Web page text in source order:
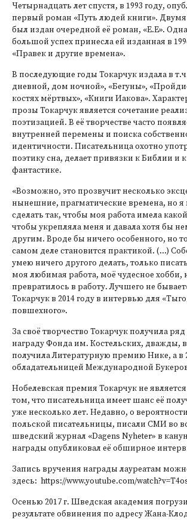
Четырнадцать лет спустя, в 1993 году,
первый роман «Путь людей книги».
был издан очередной её роман, «Е.Е».
большой успех принесла ей изданная в
«Правек и другие времена».
В последующие годы Токарчук издала в
дневной, дом ночной», «Бегуны»,
костях мёртвых», «Книги Иакова».
прозы Токарчук является сочетание
поэтизацией. В её творчестве часто
внутренней перемены и поиска
идентичности. Писательница охотно
поэтику сна, делает привязки к Библии и
фантастике.
«Возможно, это прозвучит несколько
нынешние, прагматические времена, но я
сделать так, чтобы моя работа имела
чтобы укрепляла меня и давала хотя бы
другим. Вроде бы ничего особенного, но
самом деле становится практикой. (...)
умею ничего другого делать, только
моя любимая работа, моё чудесное хобби,
превратилось в работу. Лучшего не
Токарчук в 2014 году в интервью для
повшехного».
За своё творчество Токарчук получила ряд
награду Фонда им. Костельских, дважды, в
получила Литературную премию Нике, а в
обладательницей Международной
Нобелевская премия Токарчук не
том, что писательница имеет шанс её
уже несколько лет. Недавно, о
польской писательницы, писали СМИ во
шведский журнал «Dagens Nyheter» в
награды опубликовал её обширное
Запись вручения награды лауреатам
здесь: https://www.youtube.com/
Осенью 2017 г. Шведская академия
результате обвинения по адресу Жана-